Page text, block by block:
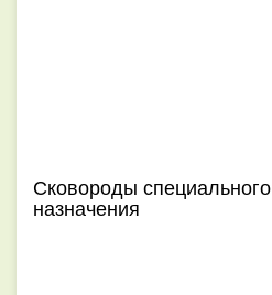
Сковороды специального
назначения